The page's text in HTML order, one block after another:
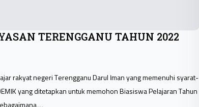
TERENGGANU TAHUN 2022
rakyat negeri Terengganu Darul Iman yang memenuhi syarat-
yang ditetapkan untuk memohon Biasiswa Pelajaran Tahun